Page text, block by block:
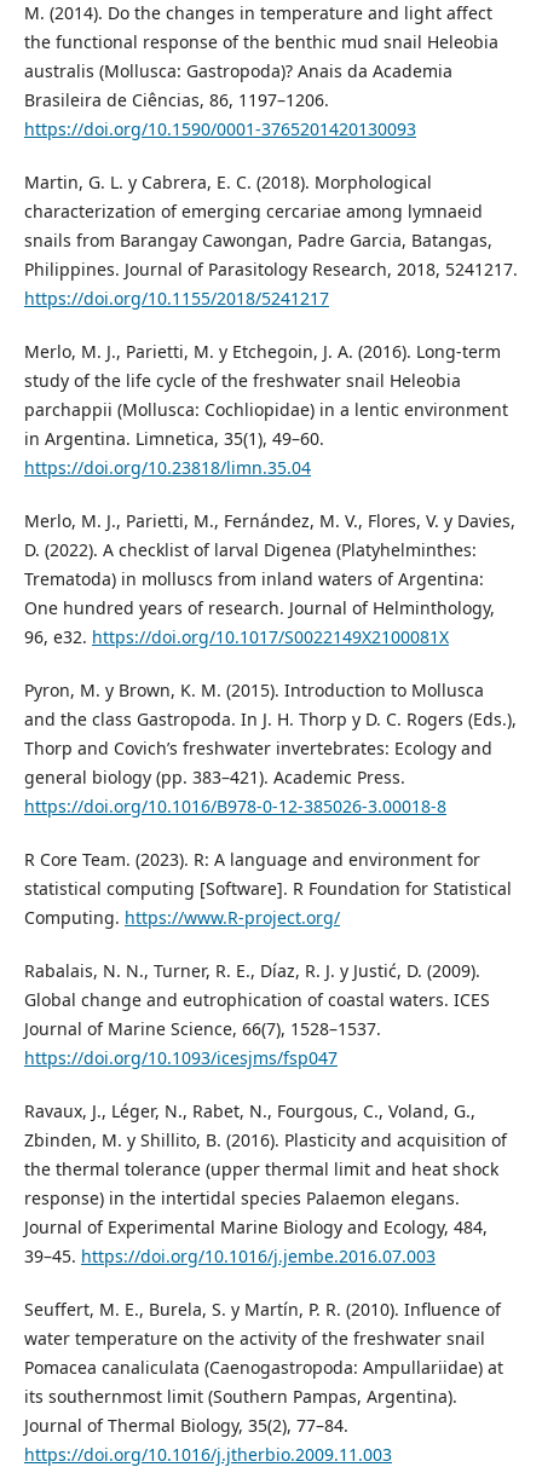
M. (2014). Do the changes in temperature and light affect
the functional response of the benthic mud snail Heleobia
australis (Mollusca: Gastropoda)? Anais da Academia
Brasileira de Ciências, 86, 1197–1206.
https://doi.org/10.1590/0001-3765201420130093
Martin, G. L. y Cabrera, E. C. (2018). Morphological
characterization of emerging cercariae among lymnaeid
snails from Barangay Cawongan, Padre Garcia, Batangas,
Philippines. Journal of Parasitology Research, 2018, 5241217.
https://doi.org/10.1155/2018/5241217
Merlo, M. J., Parietti, M. y Etchegoin, J. A. (2016). Long-term
study of the life cycle of the freshwater snail Heleobia
parchappii (Mollusca: Cochliopidae) in a lentic environment
in Argentina. Limnetica, 35(1), 49–60.
https://doi.org/10.23818/limn.35.04
Merlo, M. J., Parietti, M., Fernández, M. V., Flores, V. y Davies,
D. (2022). A checklist of larval Digenea (Platyhelminthes:
Trematoda) in molluscs from inland waters of Argentina:
One hundred years of research. Journal of Helminthology,
96, e32. https://doi.org/10.1017/S0022149X2100081X
Pyron, M. y Brown, K. M. (2015). Introduction to Mollusca
and the class Gastropoda. In J. H. Thorp y D. C. Rogers (Eds.),
Thorp and Covich’s freshwater invertebrates: Ecology and
general biology (pp. 383–421). Academic Press.
https://doi.org/10.1016/B978-0-12-385026-3.00018-8
R Core Team. (2023). R: A language and environment for
statistical computing [Software]. R Foundation for Statistical
Computing. https://www.R-project.org/
Rabalais, N. N., Turner, R. E., Díaz, R. J. y Justić, D. (2009).
Global change and eutrophication of coastal waters. ICES
Journal of Marine Science, 66(7), 1528–1537.
https://doi.org/10.1093/icesjms/fsp047
Ravaux, J., Léger, N., Rabet, N., Fourgous, C., Voland, G.,
Zbinden, M. y Shillito, B. (2016). Plasticity and acquisition of
the thermal tolerance (upper thermal limit and heat shock
response) in the intertidal species Palaemon elegans.
Journal of Experimental Marine Biology and Ecology, 484,
39–45. https://doi.org/10.1016/j.jembe.2016.07.003
Seuffert, M. E., Burela, S. y Martín, P. R. (2010). Influence of
water temperature on the activity of the freshwater snail
Pomacea canaliculata (Caenogastropoda: Ampullariidae) at
its southernmost limit (Southern Pampas, Argentina).
Journal of Thermal Biology, 35(2), 77–84.
https://doi.org/10.1016/j.jtherbio.2009.11.003